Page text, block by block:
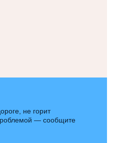
не горит
— сообщите